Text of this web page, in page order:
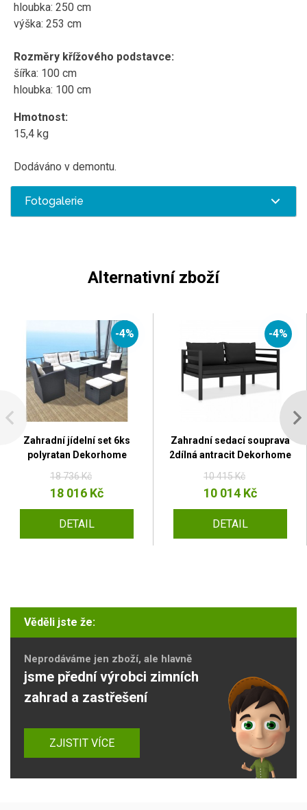
hloubka: 250 cm
výška: 253 cm
Rozměry křížového podstavce:
šířka: 100 cm
hloubka: 100 cm
Hmotnost:
15,4 kg
Dodáváno v demontu.
Fotogalerie
Alternativní zboží
-4%
Zahradní jídelní set 6ks
polyratan Dekorhome
18 736 Kč
18 016 Kč
DETAIL
-4%
Zahradní sedací souprava
2dílná antracit Dekorhome
10 415 Kč
10 014 Kč
DETAIL
Věděli jste že:
Neprodáváme jen zboží, ale hlavně
jsme přední výrobci zimních
zahrad a zastřešení
ZJISTIT VÍCE